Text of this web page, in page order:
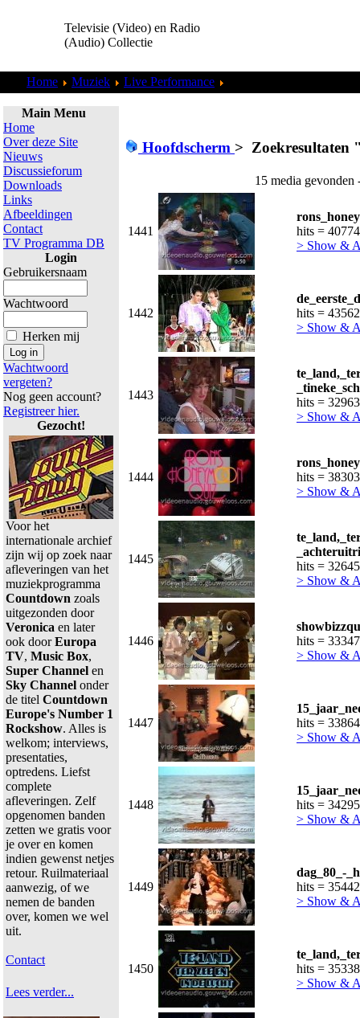
Televisie (Video) en Radio
(Audio) Collectie
Home Muziek Live Performance
Main Menu
Home
Over deze Site
Nieuws
Discussieforum
Downloads
Links
Afbeeldingen
Contact
TV Programma DB
Login
Gebruikersnaam
Wachtwoord
Herken mij
Wachtwoord
vergeten?
Nog geen account?
Registreer hier.
Gezocht!
Voor het
internationale archief
zijn wij op zoek naar
afleveringen van het
muziekprogramma
Countdown zoals
uitgezonden door
Veronica en later
ook doorEuropa
TV, Music Box,
Super Channel en
Sky Channel onder
de titel Countdown
Europe's Number 1
Rockshow. Alles is
welkom; interviews,
presentaties,
optredens. Liefst
complete
afleveringen. Zelf
opgenomen banden
zetten we gratis voor
je over en komen
indien gewenst netjes
retour. Ruilmateriaal
aanwezig, of we
nemen de banden
over, komen we wel
uit.
Contact
Lees verder...
Hoofdscherm > Zoekresultaten
15 media gevonden
1441
hits = 40774
> Show &
1442
hits = 43562
> Show &
1443
hits = 32963
> Show &
1444
hits = 38303
> Show &
1445
hits = 32645
> Show &
1446
hits = 33347
> Show &
1447
hits = 33864
> Show &
1448
hits = 34295
> Show &
1449
dag_80_-
hits = 35442
> Show &
1450
hits = 35338
> Show &